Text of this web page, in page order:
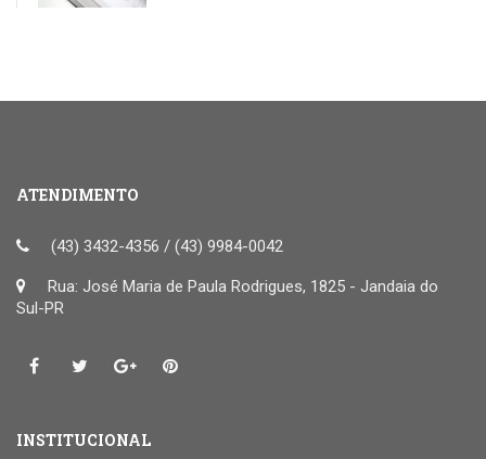
ATENDIMENTO
(43) 3432-4356 / (43) 9984-0042
Rua: José Maria de Paula Rodrigues, 1825 - Jandaia do
Sul-PR
INSTITUCIONAL